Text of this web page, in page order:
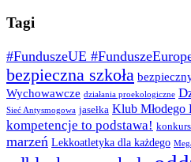
Tagi
#FunduszeUE
bezpieczna szkoła
Wychowawcze działania proekologiczne
Sieć Antysmogowa jasełka Klub Młodego
kompetencje to podstawa! konkurs
marzeń Lekkoatletyka dla każdego